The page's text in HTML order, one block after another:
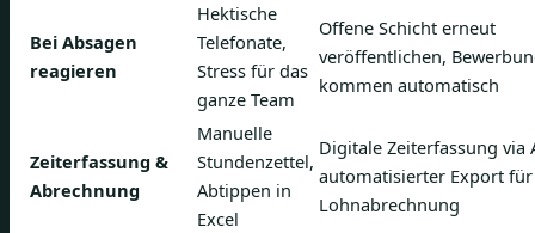
Bei Absagen
reagieren
Hektische
Telefonate,
Stress für das
ganze Team
Offene Schicht erneut
veröffentlichen,
kommen automatisch
Zeiterfassung &
Abrechnung
Manuelle
Stundenzettel,
Abtippen in
Excel
Digitale Zeiterfassung via
automatisierter Export für
Lohnabrechnung